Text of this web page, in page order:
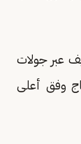
عبر جولات
وفق أعلى